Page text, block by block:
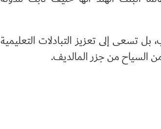
تسعى إلى تعزيز التبادلات التعليمية
من السياح من جزر المالديف.